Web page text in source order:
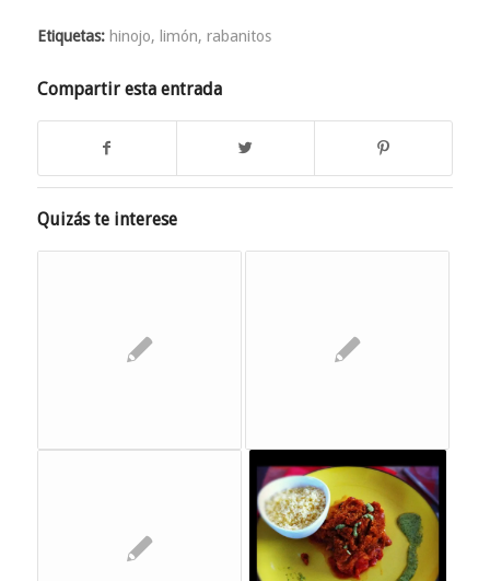
Etiquetas: hinojo, limón, rabanitos
Compartir esta entrada
Quizás te interese